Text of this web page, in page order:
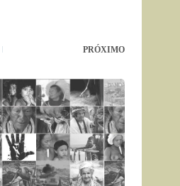
PRÓXIMO